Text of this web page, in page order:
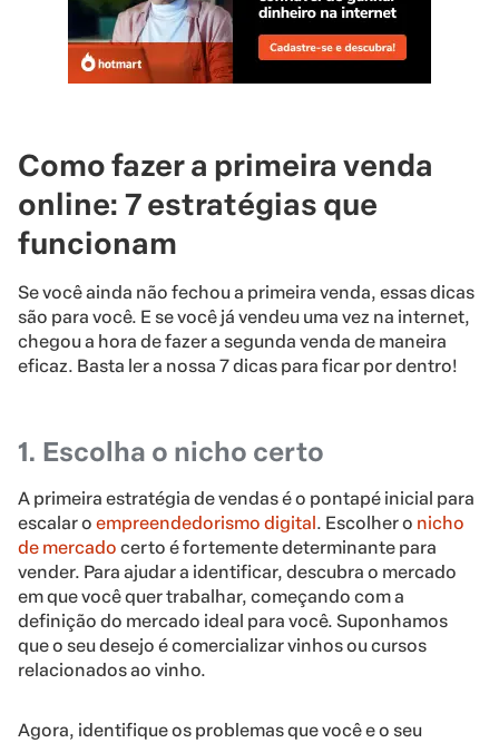
Como fazer a primeira venda
online: 7 estratégias que
funcionam
Se você ainda não fechou a primeira venda, essas dicas
são para você. E se você já vendeu uma vez na internet,
chegou a hora de fazer a segunda venda de maneira
eficaz. Basta ler a nossa 7 dicas para ficar por dentro!
1. Escolha o nicho certo
A primeira estratégia de vendas é o pontapé inicial para
escalar o empreendedorismo digital . Escolher o nicho
de mercado certo é fortemente determinante para
vender. Para ajudar a identificar, descubra o mercado
em que você quer trabalhar, começando com a
definição do mercado ideal para você. Suponhamos
que o seu desejo é comercializar vinhos ou cursos
relacionados ao vinho.
Agora, identifique os problemas que você e o seu